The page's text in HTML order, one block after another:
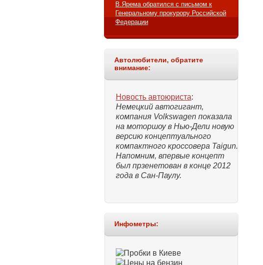
В.Ярема обратился с письмом к
Генеральному прокурору Российской
Федерации
Автолюбители, обратите
внимание:
Новость автоюриста:
Немецкий автогигант,
компания Volkswagen показала
на моторшоу в Нью-Дели новую
версию концептуального
компактного кроссовера Taigun.
Напомним, впервые концепт
был прзенетован в конце 2012
года в Сан-Паулу.
Инфометры: